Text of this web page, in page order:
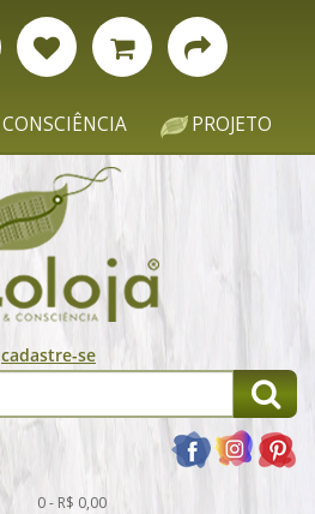
CONSCIÊNCIA PROJETO
cadastre-se
0 - R$ 0,00